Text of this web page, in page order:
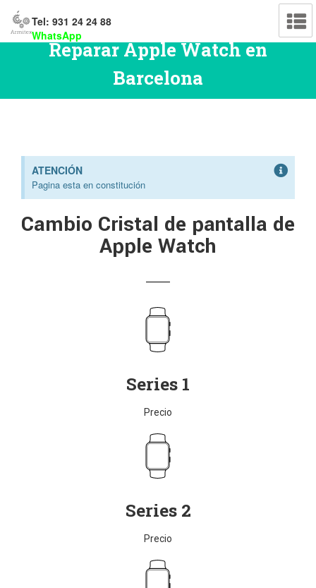
Tel: 931 24 24 88
WhatsApp
Reparar Apple Watch en
Barcelona
ATENCIÓN
Pagina esta en constitución
Cambio Cristal de pantalla de
Apple Watch
Series 1
Precio
Series 2
Precio